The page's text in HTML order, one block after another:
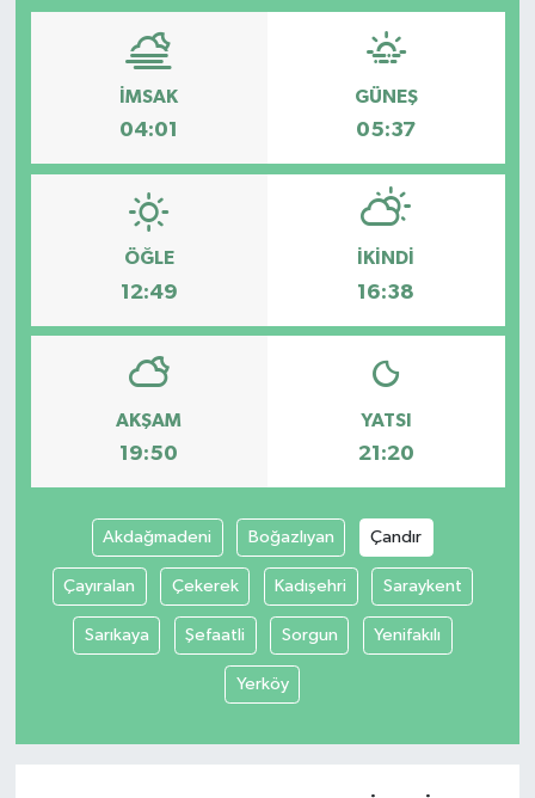
İMSAK
04:01
GÜNEŞ
05:37
ÖĞLE
12:49
İKINDI
16:38
AKŞAM
19:50
YATSI
21:20
Akdağmadeni Boğazlıyan Çandır
Çayıralan Çekerek Kadışehri Saraykent
Sarıkaya Şefaatli Sorgun Yenifakılı
Yerköy